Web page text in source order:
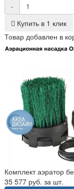
-
Купить в 1 клик
Товар добавлен в
Комплект аэратор
35 577 руб. за шт.